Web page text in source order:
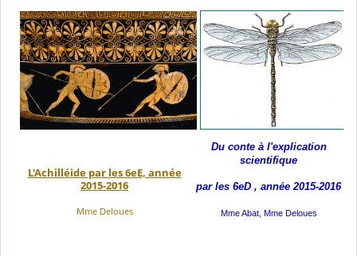
L'Achilléide par les 6eE, année
2015-2016
Mme Deloues
Du conte à l'explication
scientifique
par les 6eD , année 2015-2016
Mme Abat, Mme Deloues